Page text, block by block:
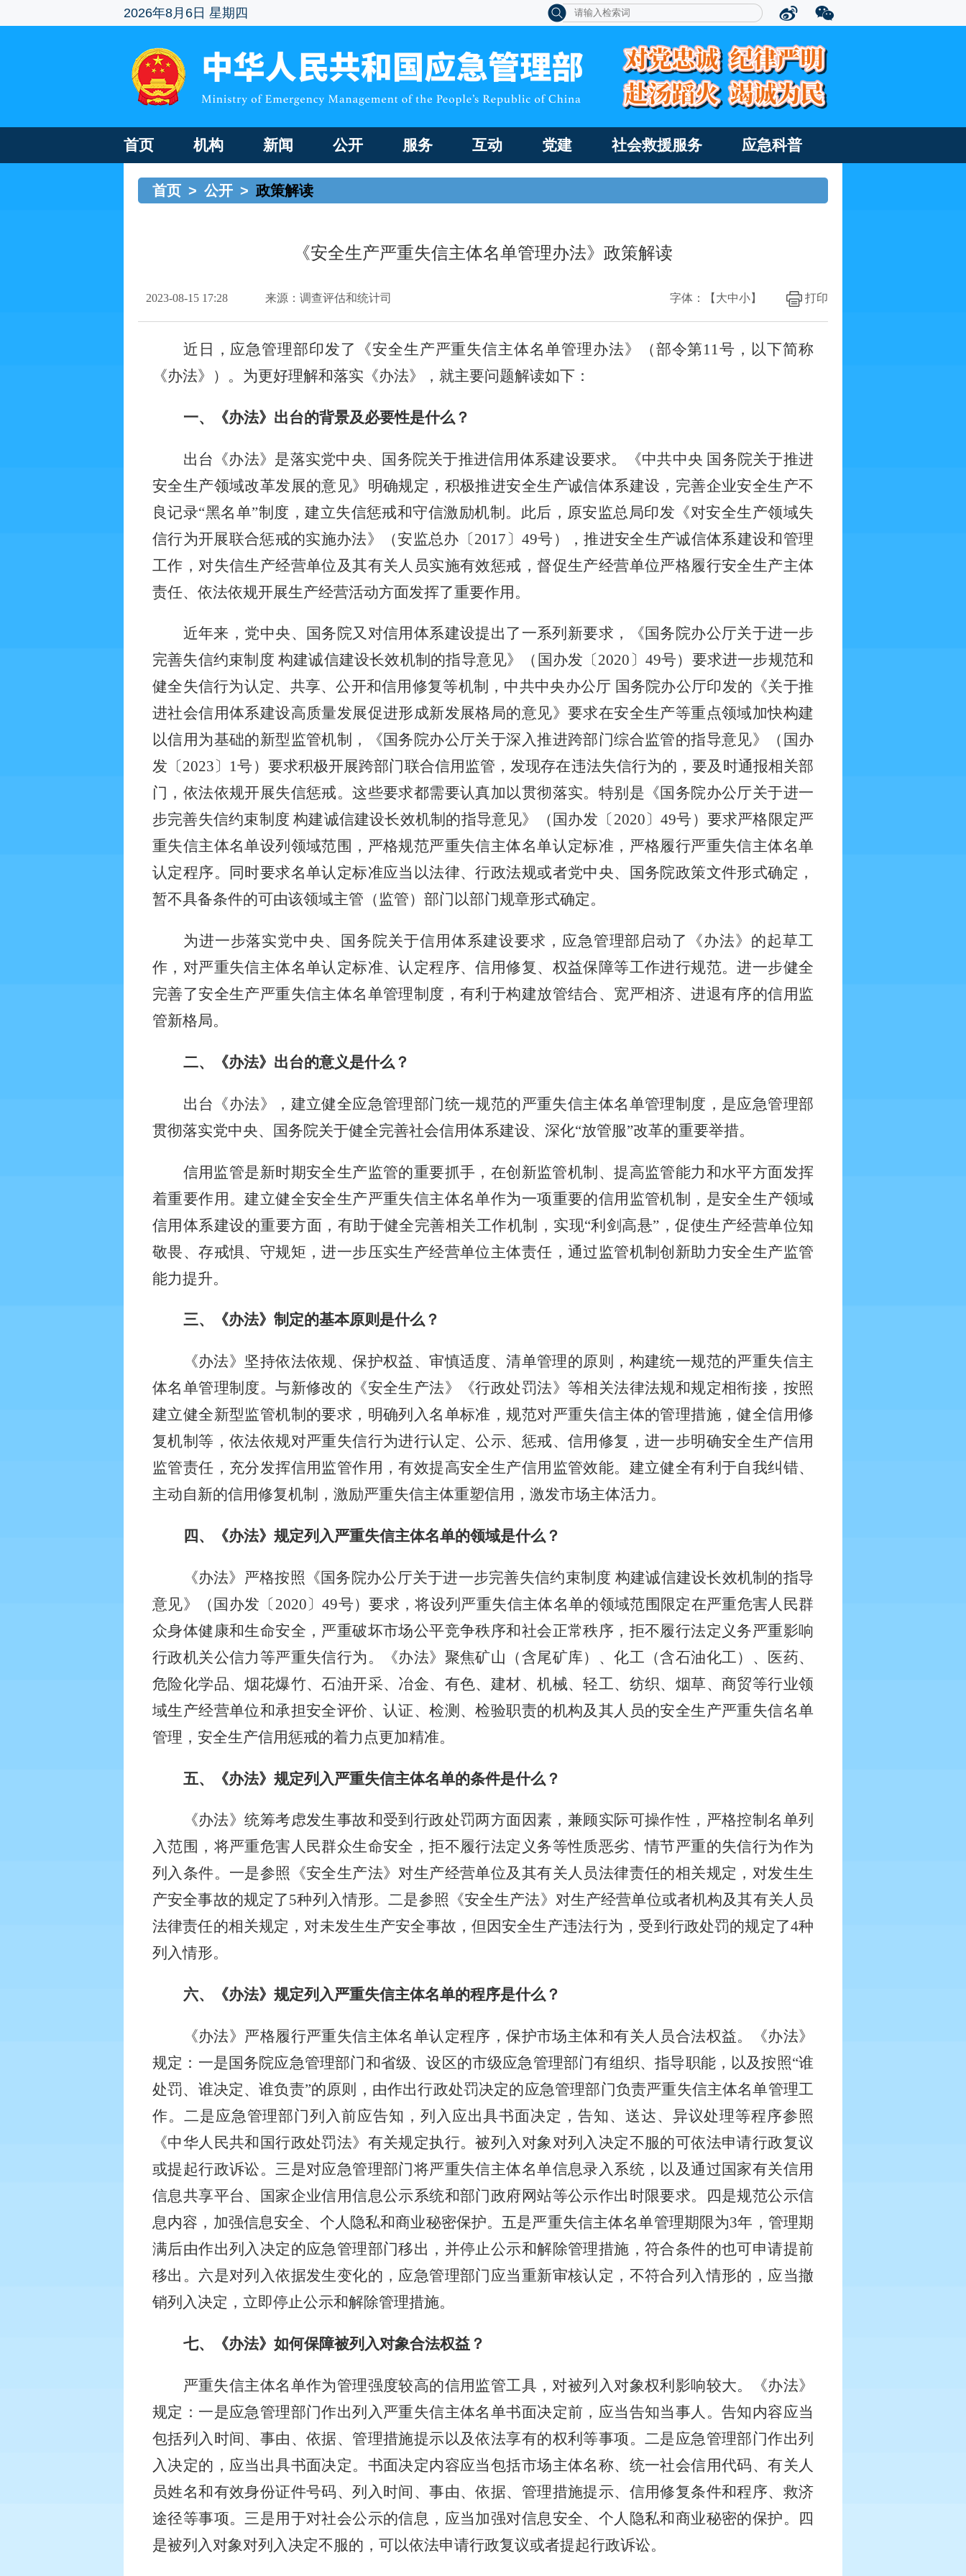
2026年8月6日 星期四
首页 机构 新闻 公开 服务 互动 党建 社会救援服务 应急科普
首页 > 公开 > 政策解读
《安全生产严重失信主体名单管理办法》政策解读
2023-08-15 17:28 来源：调查评估和统计司 打印
字体：【 大中小】
近日，应急管理部印发了《安全生产严重失信主体名单管理办法》（部令第11号，以下简称
《办法》）。为更好理解和落实《办法》，就主要问题解读如下：
一、《办法》出台的背景及必要性是什么？
出台《办法》是落实党中央、国务院关于推进信用体系建设要求。《中共中央 国务院关于推进
安全生产领域改革发展的意见》明确规定，积极推进安全生产诚信体系建设，完善企业安全生产不
良记录“黑名单”制度，建立失信惩戒和守信激励机制。此后，原安监总局印发《对安全生产领域失
信行为开展联合惩戒的实施办法》（安监总办〔2017〕49号），推进安全生产诚信体系建设和管理
工作，对失信生产经营单位及其有关人员实施有效惩戒，督促生产经营单位严格履行安全生产主体
责任、依法依规开展生产经营活动方面发挥了重要作用。
近年来，党中央、国务院又对信用体系建设提出了一系列新要求，《国务院办公厅关于进一步
完善失信约束制度 构建诚信建设长效机制的指导意见》（国办发〔2020〕49号）要求进一步规范和
健全失信行为认定、共享、公开和信用修复等机制，中共中央办公厅 国务院办公厅印发的《关于推
进社会信用体系建设高质量发展促进形成新发展格局的意见》要求在安全生产等重点领域加快构建
以信用为基础的新型监管机制，《国务院办公厅关于深入推进跨部门综合监管的指导意见》（国办
发〔2023〕1号）要求积极开展跨部门联合信用监管，发现存在违法失信行为的，要及时通报相关部
门，依法依规开展失信惩戒。这些要求都需要认真加以贯彻落实。特别是《国务院办公厅关于进一
步完善失信约束制度 构建诚信建设长效机制的指导意见》（国办发〔2020〕49号）要求严格限定严
重失信主体名单设列领域范围，严格规范严重失信主体名单认定标准，严格履行严重失信主体名单
认定程序。同时要求名单认定标准应当以法律、行政法规或者党中央、国务院政策文件形式确定，
暂不具备条件的可由该领域主管（监管）部门以部门规章形式确定。
为进一步落实党中央、国务院关于信用体系建设要求，应急管理部启动了《办法》的起草工
作，对严重失信主体名单认定标准、认定程序、信用修复、权益保障等工作进行规范。进一步健全
完善了安全生产严重失信主体名单管理制度，有利于构建放管结合、宽严相济、进退有序的信用监
管新格局。
二、《办法》出台的意义是什么？
出台《办法》，建立健全应急管理部门统一规范的严重失信主体名单管理制度，是应急管理部
贯彻落实党中央、国务院关于健全完善社会信用体系建设、深化“放管服”改革的重要举措。
信用监管是新时期安全生产监管的重要抓手，在创新监管机制、提高监管能力和水平方面发挥
着重要作用。建立健全安全生产严重失信主体名单作为一项重要的信用监管机制，是安全生产领域
信用体系建设的重要方面，有助于健全完善相关工作机制，实现“利剑高悬”，促使生产经营单位知
敬畏、存戒惧、守规矩，进一步压实生产经营单位主体责任，通过监管机制创新助力安全生产监管
能力提升。
三、《办法》制定的基本原则是什么？
《办法》坚持依法依规、保护权益、审慎适度、清单管理的原则，构建统一规范的严重失信主
体名单管理制度。与新修改的《安全生产法》《行政处罚法》等相关法律法规和规定相衔接，按照
建立健全新型监管机制的要求，明确列入名单标准，规范对严重失信主体的管理措施，健全信用修
复机制等，依法依规对严重失信行为进行认定、公示、惩戒、信用修复，进一步明确安全生产信用
监管责任，充分发挥信用监管作用，有效提高安全生产信用监管效能。建立健全有利于自我纠错、
主动自新的信用修复机制，激励严重失信主体重塑信用，激发市场主体活力。
四、《办法》规定列入严重失信主体名单的领域是什么？
《办法》严格按照《国务院办公厅关于进一步完善失信约束制度 构建诚信建设长效机制的指导
意见》（国办发〔 2020〕49号）要求，将设列严重失信主体名单的领域范围限定在严重危害人民群
众身体健康和生命安全，严重破坏市场公平竞争秩序和社会正常秩序，拒不履行法定义务严重影响
行政机关公信力等严重失信行为。《办法》聚焦矿山（含尾矿库）、化工（含石油化工）、医药、
危险化学品、烟花爆竹、石油开采、冶金、有色、建材、机械、轻工、纺织、烟草、商贸等行业领
域生产经营单位和承担安全评价、认证、检测、检验职责的机构及其人员的安全生产严重失信名单
管理，安全生产信用惩戒的着力点更加精准。
五、《办法》规定列入严重失信主体名单的条件是什么？
《办法》统筹考虑发生事故和受到行政处罚两方面因素，兼顾实际可操作性，严格控制名单列
入范围，将严重危害人民群众生命安全，拒不履行法定义务等性质恶劣、情节严重的失信行为作为
列入条件。一是参照《安全生产法》对生产经营单位及其有关人员法律责任的相关规定，对发生生
产安全事故的规定了5种列入情形。二是参照《安全生产法》对生产经营单位或者机构及其有关人员
法律责任的相关规定，对未发生生产安全事故，但因安全生产违法行为，受到行政处罚的规定了4种
列入情形。
六、《办法》规定列入严重失信主体名单的程序是什么？
《办法》严格履行严重失信主体名单认定程序，保护市场主体和有关人员合法权益。《办法》
规定：一是国务院应急管理部门和省级、设区的市级应急管理部门有组织、指导职能，以及按照“谁
处罚、谁决定、谁负责”的原则，由作出行政处罚决定的应急管理部门负责严重失信主体名单管理工
作。二是应急管理部门列入前应告知，列入应出具书面决定，告知、送达、异议处理等程序参照
《中华人民共和国行政处罚法》有关规定执行。被列入对象对列入决定不服的可依法申请行政复议
或提起行政诉讼。三是对应急管理部门将严重失信主体名单信息录入系统，以及通过国家有关信用
信息共享平台、国家企业信用信息公示系统和部门政府网站等公示作出时限要求。四是规范公示信
息内容，加强信息安全、个人隐私和商业秘密保护。五是严重失信主体名单管理期限为3年，管理期
满后由作出列入决定的应急管理部门移出，并停止公示和解除管理措施，符合条件的也可申请提前
移出。六是对列入依据发生变化的，应急管理部门应当重新审核认定，不符合列入情形的，应当撤
销列入决定，立即停止公示和解除管理措施。
七、《办法》如何保障被列入对象合法权益？
严重失信主体名单作为管理强度较高的信用监管工具，对被列入对象权利影响较大。《办法》
规定：一是应急管理部门作出列入严重失信主体名单书面决定前，应当告知当事人。告知内容应当
包括列入时间、事由、依据、管理措施提示以及依法享有的权利等事项。二是应急管理部门作出列
入决定的，应当出具书面决定。书面决定内容应当包括市场主体名称、统一社会信用代码、有关人
员姓名和有效身份证件号码、列入时间、事由、依据、管理措施提示、信用修复条件和程序、救济
途径等事项。三是用于对社会公示的信息，应当加强对信息安全、个人隐私和商业秘密的保护。四
是被列入对象对列入决定不服的，可以依法申请行政复议或者提起行政诉讼。